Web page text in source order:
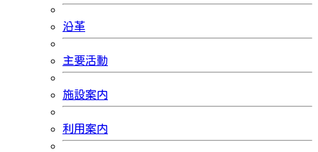
沿革
主要活動
施設案内
利用案内